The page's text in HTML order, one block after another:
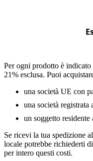
Per ogni prodotto è
21% esclusa. Puoi
una società UE con
una società
un soggetto
Se ricevi la tua spedizione
locale potrebbe richiederti
per intero questi costi.